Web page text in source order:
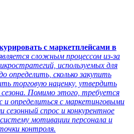
с маркетплейсами в
сложным процессом из-за
используемых для
определить, сколько закупить
торговую наценку, утвердить
Помимо этого, требуется
определиться с маркетинговыми
спрос и конкурентное
мотивации персонала и
контроля.